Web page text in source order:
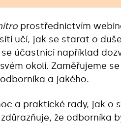
prostřednictvím
učí, jak se starat o
účastníci například
okolí. Zaměřujeme
a jakého.
a praktické rady, jak o
že odborníka